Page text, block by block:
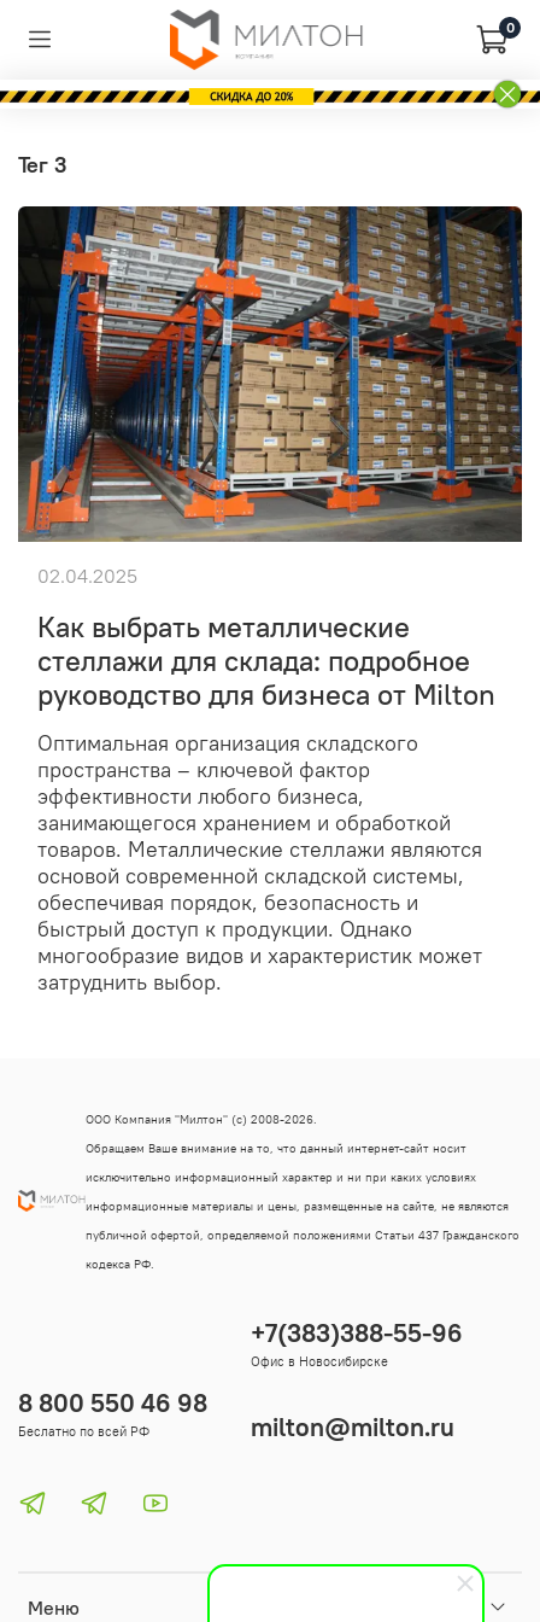
0
тег 3
Как выбрать металлические
стеллажи для склада: подробное
руководство для бизнеса от Milton
Оптимальная организация складского
пространства – ключевой фактор
эффективности любого бизнеса,
занимающегося хранением и обработкой
товаров. Металлические стеллажи являются
основой современной складской системы,
обеспечивая порядок, безопасность и
быстрый доступ к продукции. Однако
многообразие видов и характеристик может
затруднить выбор.
02.04.2025
Меню
8 800 550 46 98
Беслатно по всей РФ
+7(383)388-55-96
Офис в Новосибирске
milton@milton.ru
ООО Компания "Милтон" (с) 2008-2026.
Обращаем Ваше внимание на то, что данный интернет-сайт носит
исключительно информационный характер и ни при каких условиях
информационные материалы и цены, размещенные на сайте, не являются
публичной офертой, определяемой положениями Статьи 437 Гражданского
кодекса РФ.